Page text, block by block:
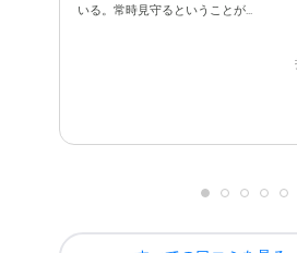
いる。常時見守るということが...